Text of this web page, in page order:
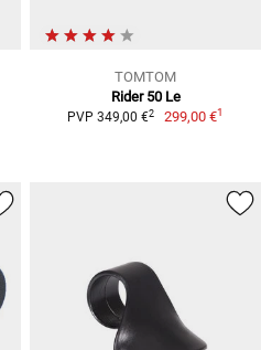
TOMTOM
Rider 50 Le
PVP 349,00 €2 299,00 €1